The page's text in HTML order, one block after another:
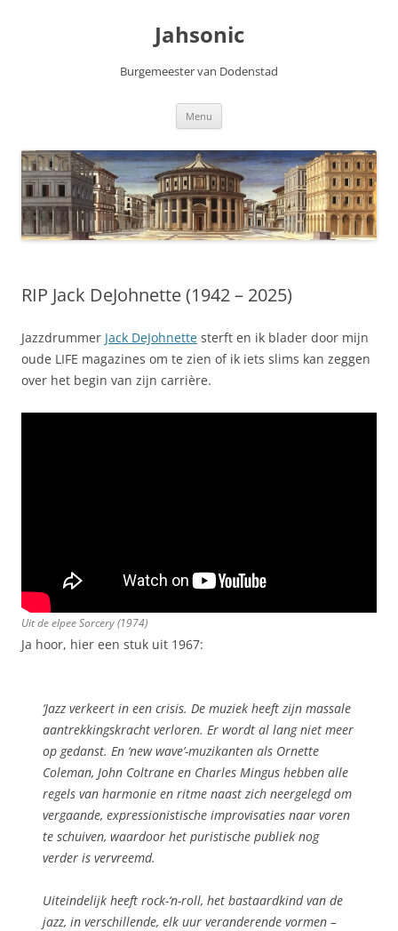
Jahsonic
Burgemeester van Dodenstad
Menu
RIP Jack DeJohnette (1942 – 2025)
Jazzdrummer Jack DeJohnette sterft en ik blader door mijn
oude LIFE magazines om te zien of ik iets slims kan zeggen
over het begin van zijn carrière.
Uit de elpeeSorcery(1974)
Ja hoor, hier een stuk uit 1967:
‘Jazz verkeert in een crisis. De muziek heeft zijn massale
aantrekkingskracht verloren. Er wordt al lang niet meer
op gedanst. En ‘new wave’-muzikanten als Ornette
Coleman, John Coltrane en Charles Mingus hebben alle
regels van harmonie en ritme naast zich neergelegd om
vergaande, expressionistische improvisaties naar voren
te schuiven, waardoor het puristische publiek nog
verder is vervreemd.
Uiteindelijk heeft rock-‘n-roll, het bastaardkind van de
jazz, in verschillende, elk uur veranderende vormen –